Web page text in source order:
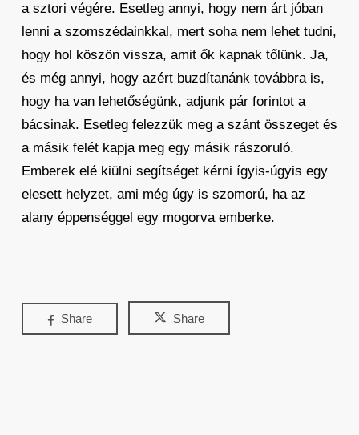
a sztori végére. Esetleg annyi, hogy nem árt jóban
lenni a szomszédainkkal, mert soha nem lehet tudni,
hogy hol köszön vissza, amit ők kapnak tőlünk. Ja,
és még annyi, hogy azért buzdítanánk továbbra is,
hogy ha van lehetőségünk, adjunk pár forintot a
bácsinak. Esetleg felezzük meg a szánt összeget és
a másik felét kapja meg egy másik rászoruló.
Emberek elé kiülni segítséget kérni ígyis-úgyis egy
elesett helyzet, ami még úgy is szomorú, ha az
alany éppenséggel egy mogorva emberke.
Share Share